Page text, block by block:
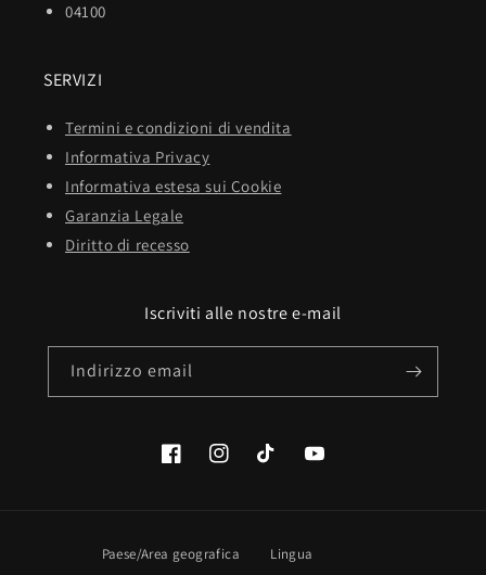
04100
SERVIZI
Termini e condizioni di vendita
Informativa Privacy
Informativa estesa sui Cookie
Garanzia Legale
Diritto di recesso
Iscriviti alle nostre e-mail
Indirizzo email
FacebookInstagramTikTok YouTube
Paese/Area geografica Lingua